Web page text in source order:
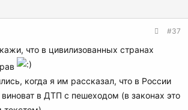
#37
что в цивилизованных странах
когда я им рассказал, что в России
в ДТП с пешеходом (в законах это